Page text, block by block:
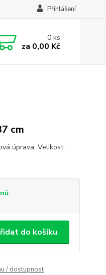
Přihlášení
0ks
za 0,00 Kč
cm
úprava. Velikost:
do košíku
/ dostupnost